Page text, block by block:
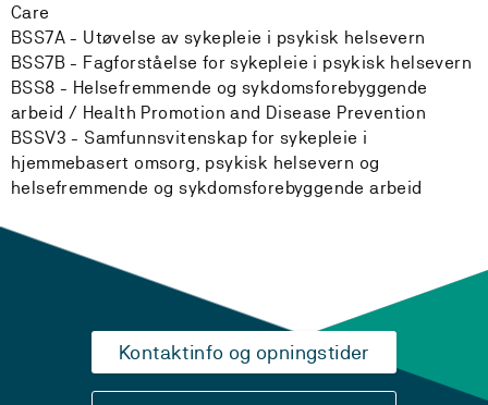
Care
BSS7A - Utøvelse av sykepleie i psykisk helsevern
BSS7B - Fagforståelse for sykepleie i psykisk helsevern
BSS8 - Helsefremmende og sykdomsforebyggende
arbeid / Health Promotion and Disease Prevention
BSSV3 - Samfunnsvitenskap for sykepleie i
hjemmebasert omsorg, psykisk helsevern og
helsefremmende og sykdomsforebyggende arbeid
Kontaktinfo og opningstider